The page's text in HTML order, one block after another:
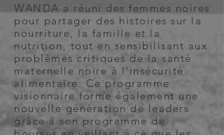
WANDA a réuni des femmes noires
pour partager des histoires sur la
nourriture, la famille et la
nutrition, tout en sensibilisant aux
problèmes critiques de la santé
maternelle noire à l'insécurité
alimentaire. Ce programme
visionnaire forme également une
nouvelle génération de leaders
grâce à son programme de